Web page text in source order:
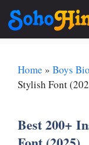
Skip
content
Home » Boys Bio
Stylish Font
Best 200+